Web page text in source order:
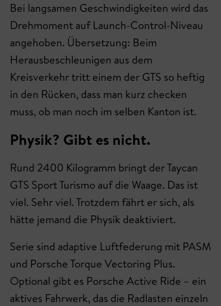
Bei langsamen Geschwindigkeiten wird das
Drehmoment auf Launch-Control-Niveau
angehoben. Übersetzung: Beim
Herausbeschleunigen aus dem
Kreisverkehr tritt einem der GTS so heftig
in den Rücken, dass man kurz checken
muss, ob man noch im selben Kanton ist.
Physik? Gibt es nicht.
Rund 2400 Kilogramm bringt der Taycan
GTS Sport Turismo auf die Waage. Das ist
viel. Sehr viel. Trotzdem fährt er sich, als
hätte jemand die Physik deaktiviert.
Serie sind adaptive Luftfederung mit PASM
und Porsche Torque Vectoring Plus.
Optional gibt es Porsche Active Ride – ein
aktives Fahrwerk, das die Radlasten einzeln